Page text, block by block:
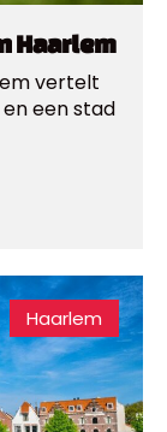
Haarlem
vertelt
en een stad
Haarlem